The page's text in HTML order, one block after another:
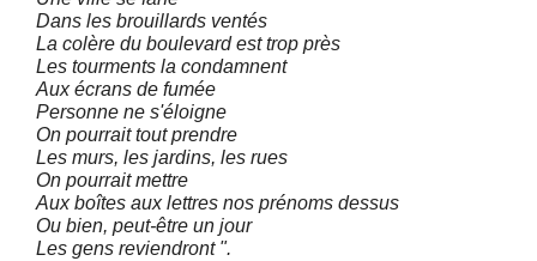
Dans les brouillards ventés
La colère du boulevard est trop près
Les tourments la condamnent
Aux écrans de fumée
Personne ne s'éloigne
On pourrait tout prendre
Les murs, les jardins, les rues
On pourrait mettre
Aux boîtes aux lettres nos prénoms dessus
Ou bien, peut-être un jour
Les gens reviendront ".